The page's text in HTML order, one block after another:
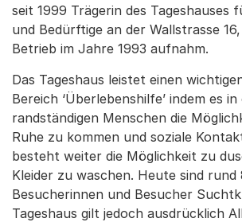
seit 1999 Trägerin des Tageshauses
und Bedürftige an der Wallstrasse
Betrieb im Jahre 1993 aufnahm.
Das Tageshaus leistet einen
Bereich ‘Überlebenshilfe’ indem es
randständigen Menschen die
Ruhe zu kommen und soziale
besteht weiter die Möglichkeit zu
Kleider zu waschen. Heute sind rund
Besucherinnen und Besucher
Tageshaus gilt jedoch ausdrücklich